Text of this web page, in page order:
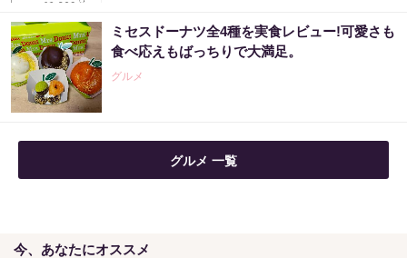
ミセスドーナツ全4種を実食レビュー!可愛さも
食べ応えもばっちりで大満足。
グルメ
グルメ 一覧
今、あなたにオススメ